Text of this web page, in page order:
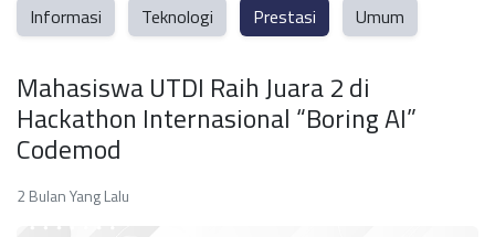
Informasi Teknologi Prestasi Umum
Mahasiswa UTDI Raih Juara 2 di
Hackathon Internasional “Boring AI”
Codemod
2 Bulan Yang Lalu